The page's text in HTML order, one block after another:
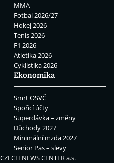
MMA
Fotbal 2026/27
Hokej 2026
Tenis 2026
F1 2026
Atletika 2026
Cyklistika 2026
Ekonomika
Smrt OSVČ
Spořicí účty
Superdávka – změny
Důchody 2027
Minimální mzda 2027
Senior Pas – slevy
CZECH NEWS CENTER a.s.